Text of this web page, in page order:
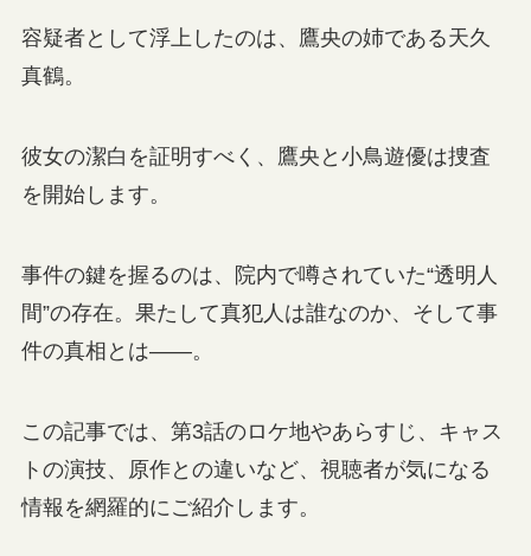
容疑者として浮上したのは、鷹央の姉である天久
真鶴。
彼女の潔白を証明すべく、鷹央と小鳥遊優は捜査
を開始します。
事件の鍵を握るのは、院内で噂されていた“透明人
間”の存在。果たして真犯人は誰なのか、そして事
件の真相とは――。
この記事では、第3話のロケ地やあらすじ、キャス
トの演技、原作との違いなど、視聴者が気になる
情報を網羅的にご紹介します。